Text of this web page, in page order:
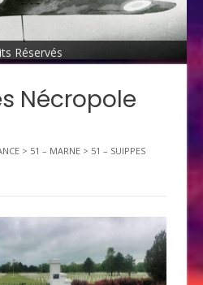
Réservés
Nécropole
> 51 – MARNE > 51 – SUIPPES